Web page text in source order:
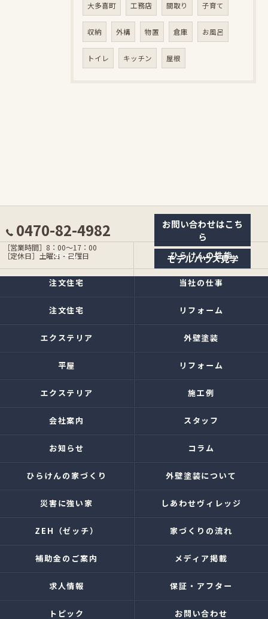
大多喜町 工務店 間取り 子育て
収納 外構 物置 倉庫 お風呂
トイレ キッチン 屋根
0470-82-4982
［営業時間］8：00〜17：00
［定休日］土曜日・日曜日
お問い合わせはこち
ら
モデルハウス見学
ホーム ひらけんの性能
注文住宅 当社の仕事
注文住宅 リフォーム
エクステリア 外壁塗装
平屋 リフォーム
エクステリア 施工例
会社案内 スタッフ
お知らせ コラム
ひらけんの家づくり 外壁塗装について
災害に強い家 しあわせヴィレッジ
ZEH（ゼッチ） 家づくりの流れ
補助金のご案内 メディア掲載
求人情報 保証・アフター
トピック お問い合わせ